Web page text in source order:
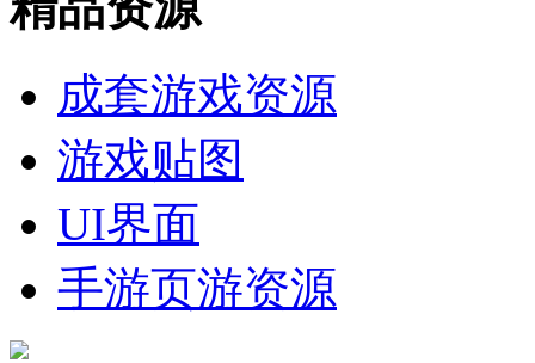
成套游戏资源
游戏贴图
UI界面
手游页游资源